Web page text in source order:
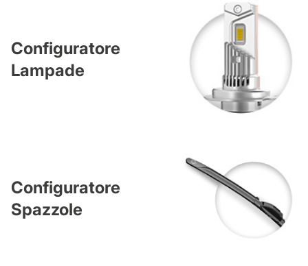
Configuratore
Lampade
Configuratore
Spazzole